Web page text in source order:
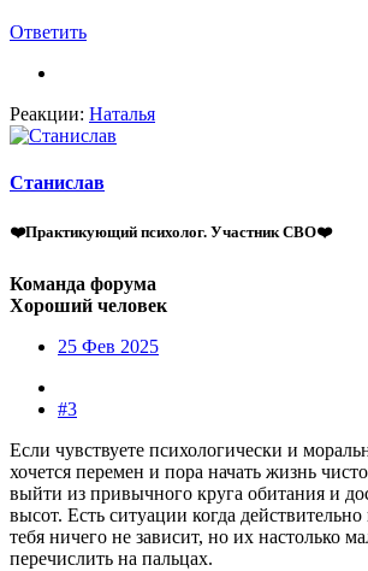
Ответить
Реакции: Наталья
Станислав
❤️Практикующий психолог. Участник СВО❤️
Команда форума
Хороший человек
25 Фев 2025
#3
Если чувствуете психологически и
хочется перемен и пора начать жизнь
выйти из привычного круга обитания и
высот. Есть ситуации когда
тебя ничего не зависит, но их настолько
перечислить на пальцах.